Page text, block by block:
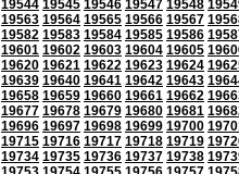
19544 19545 19546 19547 19548
19563 19564 19565 19566 19567
19582 19583 19584 19585 19586
19601 19602 19603 19604 19605
19620 19621 19622 19623 19624
19639 19640 19641 19642 19643
19658 19659 19660 19661 19662
19677 19678 19679 19680 19681
19696 19697 19698 19699 19700
19715 19716 19717 19718 19719
19734 19735 19736 19737 19738